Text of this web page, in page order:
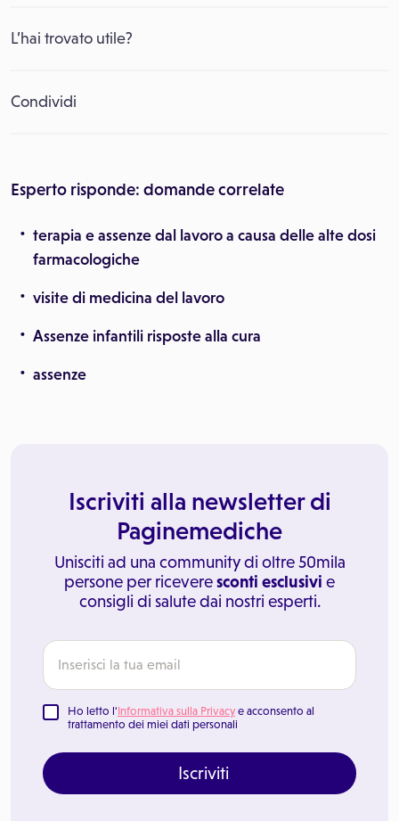
L’hai trovato utile?
Condividi
Esperto risponde: domande correlate
terapia e assenze dal lavoro a causa delle alte dosi
farmacologiche
visite di medicina del lavoro
Assenze infantili risposte alla cura
assenze
Iscriviti alla newsletter di
Paginemediche
Unisciti ad una community di oltre 50mila
persone per riceveresconti esclusivi e
consigli di salute dai nostri esperti.
Ho letto l'Informativa sulla Privacy e acconsento al
trattamento dei miei dati personali
Iscriviti